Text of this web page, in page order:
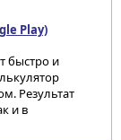
Play)
быстро и
Результат
и в